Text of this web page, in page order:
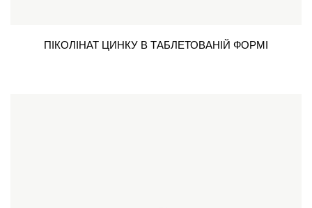
ПІКОЛІНАТ ЦИНКУ В ТАБЛЕТОВАНІЙ ФОРМІ